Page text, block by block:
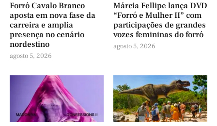
Forró Cavalo Branco
aposta em nova fase da
carreira e amplia
presença no cenário
nordestino
agosto 5, 2026
Márcia Fellipe lança DVD
“Forró e Mulher II” com
participações de grandes
vozes femininas do forró
agosto 5, 2026